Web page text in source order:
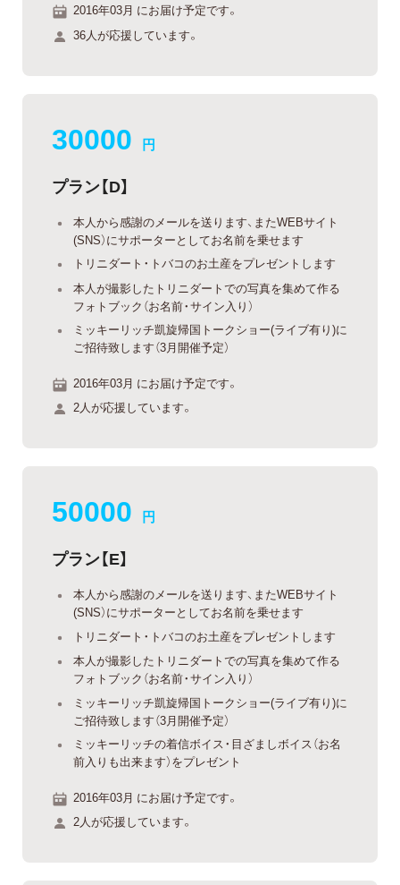
2016年03月 にお届け予定です。
36人が応援しています。
30000 円
プラン【D】
本人から感謝のメールを送ります、またWEBサイト
(SNS）にサポーターとしてお名前を乗せます
トリニダート・トバコのお土産をプレゼントします
本人が撮影したトリニダートでの写真を集めて作る
フォトブック（お名前・サイン入り）
ミッキーリッチ凱旋帰国トークショー(ライブ有り)に
ご招待致します（3月開催予定）
2016年03月 にお届け予定です。
2人が応援しています。
50000 円
プラン【E】
本人から感謝のメールを送ります、またWEBサイト
(SNS）にサポーターとしてお名前を乗せます
トリニダート・トバコのお土産をプレゼントします
本人が撮影したトリニダートでの写真を集めて作る
フォトブック（お名前・サイン入り）
ミッキーリッチ凱旋帰国トークショー(ライブ有り)に
ご招待致します（3月開催予定）
ミッキーリッチの着信ボイス・目ざましボイス（お名
前入りも出来ます）をプレゼント
2016年03月 にお届け予定です。
2人が応援しています。